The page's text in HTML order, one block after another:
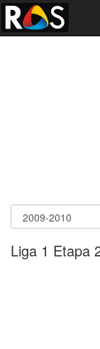
Liga 1 Etapa